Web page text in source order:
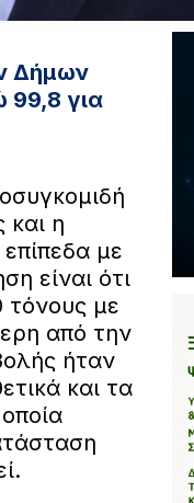
Δήμων
99,8 για
και η
επίπεδα με
είναι ότι
τόνους με
από την
ήταν
και τα